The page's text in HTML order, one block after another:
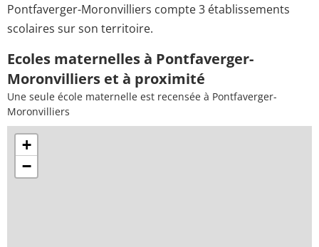
Pontfaverger-Moronvilliers compte 3 établissements
scolaires sur son territoire.
Ecoles maternelles à Pontfaverger-
Moronvilliers et à proximité
Une seule école maternelle est recensée à Pontfaverger-
Moronvilliers
+
−